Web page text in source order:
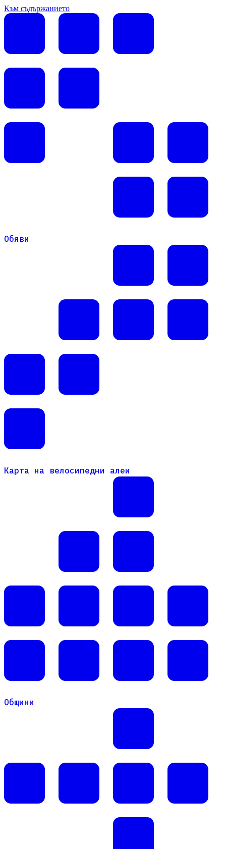
Към съдържанието
Обяви
Карта на велосипедни алеи
Карта на велосипедни алеи
Общини